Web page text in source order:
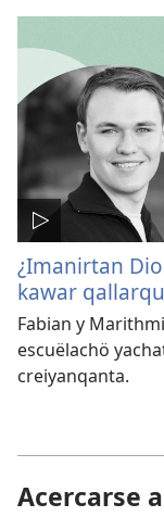
¿Imanirtan
kawar
Fabian y
escuëlachö
creiyanqanta.
Acercarse